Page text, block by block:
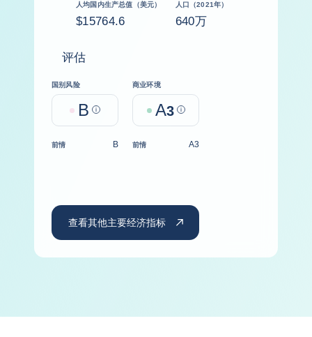
人均国内生产总值（美元）
$15764.6
人口（2021年）
640万
评估
国别风险
B Help
商业环境
A3 Help
前情 B 前情 A3
查看其他主要经济指标